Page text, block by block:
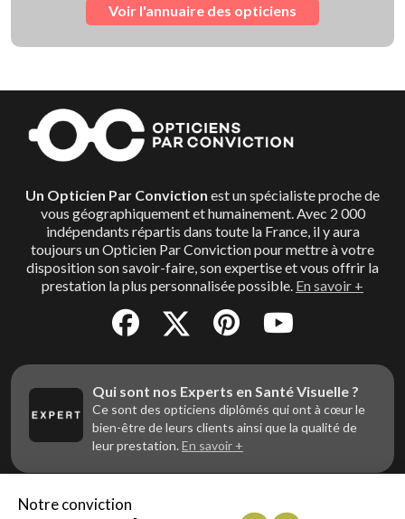
Voir l'annuaire des opticiens
Un Opticien Par Conviction est un spécialiste proche de
vous géographiquement et humainement. Avec 2 000
indépendants répartis dans toute la France, il y aura
toujours un Opticien Par Conviction pour mettre à votre
disposition son savoir-faire, son expertise et vous offrir la
prestation la plus personnalisée possible. En savoir +
Qui sont nos Experts en Santé Visuelle ?
Ce sont des opticiens diplômés qui ont à cœur le
bien-être de leurs clients ainsi que la qualité de
leur prestation. En savoir +
Notre conviction